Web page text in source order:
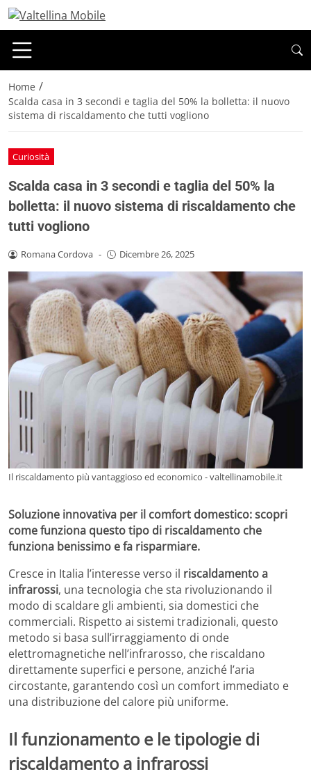
Home /
Scalda casa in 3 secondi e taglia del 50% la bolletta: il nuovo
sistema di riscaldamento che tutti vogliono
Curiosità
Scalda casa in 3 secondi e taglia del 50% la
bolletta: il nuovo sistema di riscaldamento che
tutti vogliono
Romana Cordova - Dicembre 26, 2025
Il riscaldamento più vantaggioso ed economico - valtellinamobile.it
Soluzione innovativa per il comfort domestico: scopri
come funziona questo tipo di riscaldamento che
funziona benissimo e fa risparmiare.
Cresce in Italia l’interesse verso il riscaldamento a
infrarossi, una tecnologia che sta rivoluzionando il
modo di scaldare gli ambienti, sia domestici che
commerciali. Rispetto ai sistemi tradizionali, questo
metodo si basa sull’irraggiamento di onde
elettromagnetiche nell’infrarosso, che riscaldano
direttamente superfici e persone, anziché l’aria
circostante, garantendo così un comfort immediato e
una distribuzione del calore più uniforme.
Il funzionamento e le tipologie di
riscaldamento a infrarossi